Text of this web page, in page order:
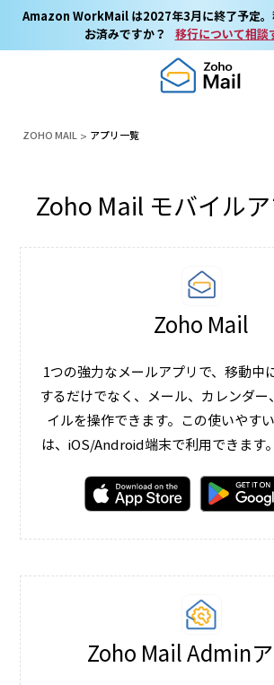
Amazon WorkMail は2027年3月に終了予定。
お済みですか？
移行について相談
ZOHO MAIL アプリ一覧
Zoho Mail モバイル
Zoho Mail
1つの強力なメールアプリで、移動中
するだけでなく、メール、カレンダー
イルを操作できます。この使いやす
は、iOS/Android端末で利用できます。
Zoho Mail Admin